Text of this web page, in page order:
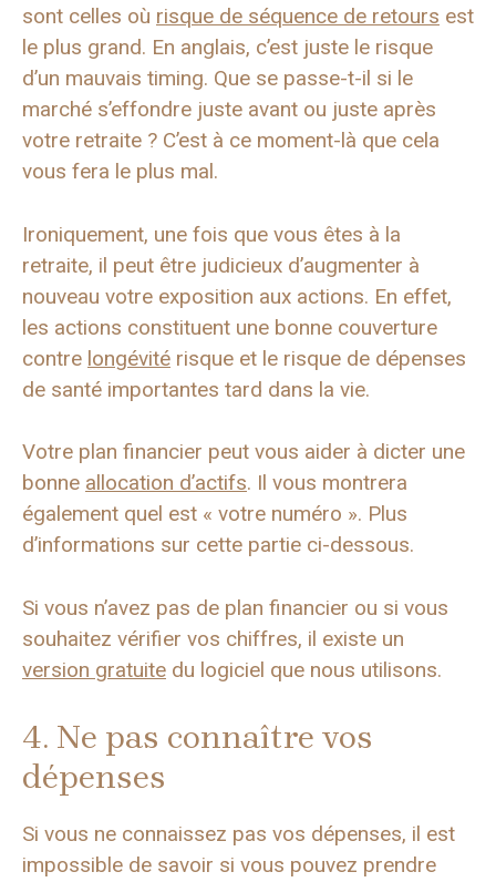
sont celles où risque de séquence de retours est
le plus grand. En anglais, c’est juste le risque
d’un mauvais timing. Que se passe-t-il si le
marché s’effondre juste avant ou juste après
votre retraite ? C’est à ce moment-là que cela
vous fera le plus mal.
Ironiquement, une fois que vous êtes à la
retraite, il peut être judicieux d’augmenter à
nouveau votre exposition aux actions. En effet,
les actions constituent une bonne couverture
contre longévité risque et le risque de dépenses
de santé importantes tard dans la vie.
Votre plan financier peut vous aider à dicter une
bonne allocation d’actifs. Il vous montrera
également quel est « votre numéro ». Plus
d’informations sur cette partie ci-dessous.
Si vous n’avez pas de plan financier ou si vous
souhaitez vérifier vos chiffres, il existe un
version gratuite du logiciel que nous utilisons.
4. Ne pas connaître vos
dépenses
Si vous ne connaissez pas vos dépenses, il est
impossible de savoir si vous pouvez prendre